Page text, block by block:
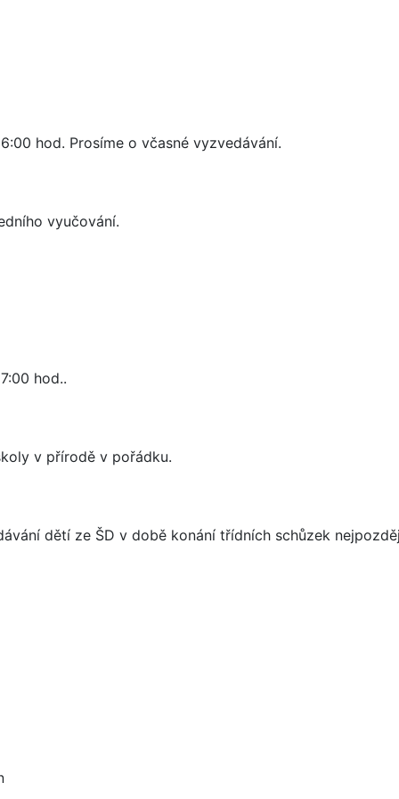
hod. Prosíme o včasné vyzvedávání.
vyučování.
hod..
v přírodě v pořádku.
dětí ze ŠD v době konání třídních schůzek